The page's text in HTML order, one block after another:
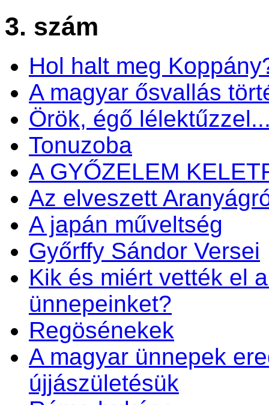
3. szám
Hol halt meg
A magyar ősvallás
Örök, égő
Tonuzoba
A GYŐZELEM
Az elveszett
A japán műveltség
Győrffy Sándor Versei
Kik és miért vették el
ünnepeinket?
Regösénekek
A magyar ünnepek
újjászületésük